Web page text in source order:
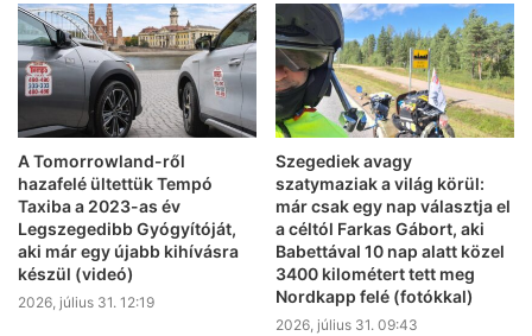
A Tomorrowland-ről
hazafelé ültettük Tempó
Taxiba a 2023-as év
Legszegedibb Gyógyítóját,
aki már egy újabb kihívásra
készül (videó)
2026, július 31. 12:19
Szegediek avagy
szatymaziak a világ körül:
már csak egy nap választja el
a céltól Farkas Gábort, aki
Babettával 10 nap alatt közel
3400 kilométert tett meg
Nordkapp felé (fotókkal)
2026, július 31. 09:43